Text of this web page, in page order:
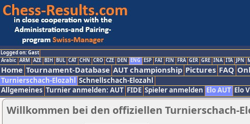
Logged on: Gast
Arabic ARM AZE BIH BUL CAT CHN CRO CZE DEN ENG ESP FAI FIN FRA GER GRE INA ITA JPN
Home Tournament-Database AUT championship Pictures FAQ
Turnierschach-Elozahl Schnellschach-Elozahl
Allgemeines Turnier anmelden: AUT FIDE Spieler anmelden Elo AUT Elo
Willkommen bei den offiziellen Turnierschach-